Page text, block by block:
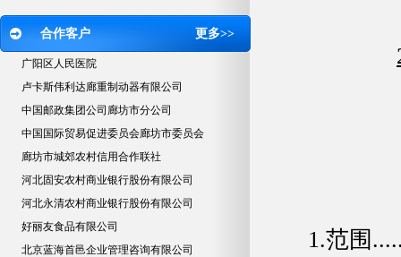
1.范围
合作客户 更多>>
广阳区人民医院
卢卡斯伟利达廊重制动器有限公司
中国邮政集团公司廊坊市分公司
中国国际贸易促进委员会廊坊市委员会
廊坊市城郊农村信用合作联社
河北固安农村商业银行股份有限公司
河北永清农村商业银行股份有限公司
好丽友食品有限公司
北京蓝海首邑企业管理咨询有限公司